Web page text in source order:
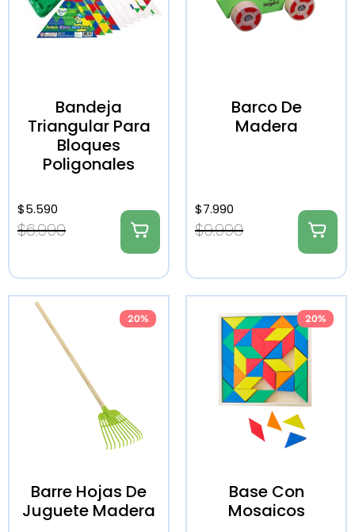
Bandeja
Triangular Para
Bloques
Poligonales
$6.990
$5.590
Barco De
Madera
$9.990
$7.990
20%
Barre Hojas De
Juguete Madera
20%
Base Con
Mosaicos